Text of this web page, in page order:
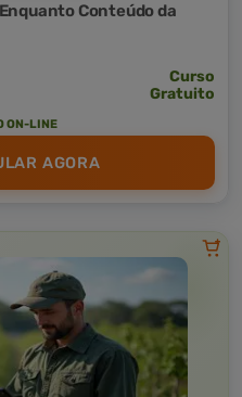
Conteúdo da
Curso
Gratuito
ON-LINE
AGORA